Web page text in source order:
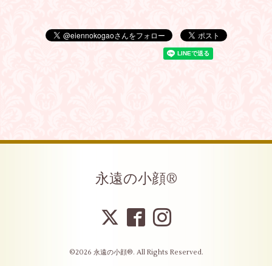
永遠の小顔®︎
©2026 永遠の小顔®︎. All Rights Reserved.